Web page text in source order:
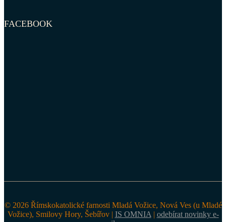
FACEBOOK
© 2026 Římskokatolické farnosti Mladá Vožice, Nová Ves (u Mladé
Vožice), Smilovy Hory, Šebířov | IS OMNIA | odebírat novinky e-